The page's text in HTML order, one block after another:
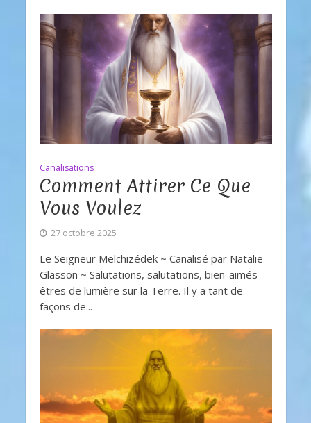
Canalisations
Comment Attirer Ce Que
Vous Voulez
27 octobre 2025
Le Seigneur Melchizédek ~ Canalisé par Natalie
Glasson ~ Salutations, salutations, bien-aimés
êtres de lumière sur la Terre. Il y a tant de
façons de...